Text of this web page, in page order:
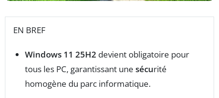
EN BREF
Windows 11 25H2 devient obligatoire pour
tous les PC, garantissant une sécurité
homogène du parc informatique.